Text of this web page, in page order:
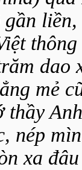
liền,
dao
mẻ
thầy
nép
xa